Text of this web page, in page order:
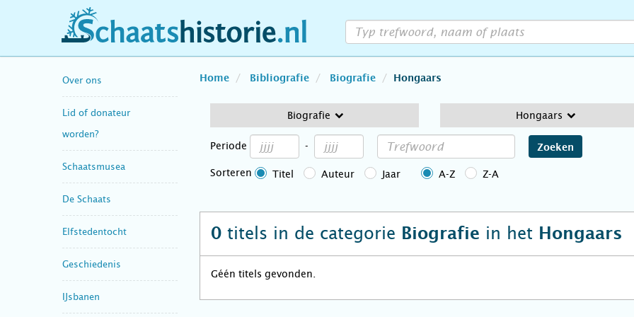
schaatshistorie.nl
Over ons
Lid of donateur
worden?
Schaatsmusea
De Schaats
Elfstedentocht
Geschiedenis
IJsbanen
Home Bibliografie Biografie Hongaars
Biografie Hongaars
Periode - Zoeken
Sorteren Titel Auteur Jaar A-Z Z-A
0 titels in de categorie Biografie in het Hongaars
Géén titels gevonden.